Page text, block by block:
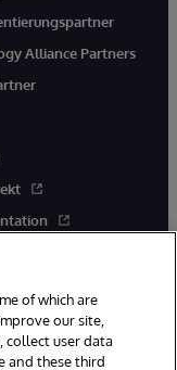
Alliance Partners
of which are
our site,
collect user data
and these third